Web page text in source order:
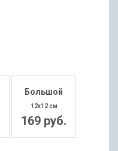
Большой
12x12 см
169 руб.